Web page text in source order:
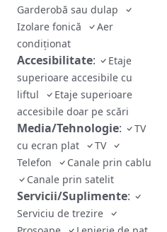
Garderobă sau dulap
Izolare fonică
Aer
condiţionat
Accesibilitate:
Etaje
superioare accesibile cu
liftul
Etaje superioare
accesibile doar pe scări
Media/Tehnologie:
TV
cu ecran plat
TV
Telefon
Canale prin cablu
Canale prin satelit
Servicii/Suplimente:
Serviciu de trezire